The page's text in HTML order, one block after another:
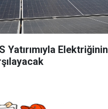
Yatırımıyla Elektriğinin